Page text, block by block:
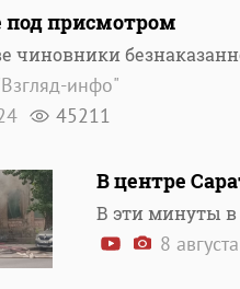
под присмотром
чиновники
инфо"
45211
В центре
В эти минуты
8